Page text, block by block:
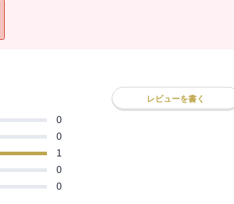
レビューを書く
0
0
1
0
0